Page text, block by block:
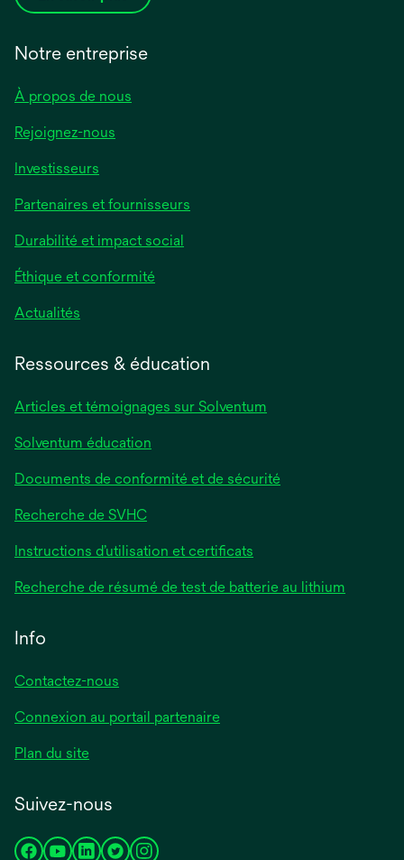
Notre entreprise
À propos de nous
Rejoignez-nous
Investisseurs
Partenaires et fournisseurs
Durabilité et impact social
Éthique et conformité
Actualités
Ressources & éducation
Articles et témoignages sur Solventum
Solventum éducation
Documents de conformité et de sécurité
Recherche de SVHC
Instructions d’utilisation et certificats
Recherche de résumé de test de batterie au lithium
Info
Contactez-nous
Connexion au portail partenaire
Plan du site
Suivez-nous